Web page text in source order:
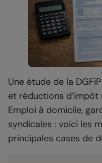
Une étude de la
et réductions d’impôt
Emploi à domicile,
syndicales : voici les
principales cases de